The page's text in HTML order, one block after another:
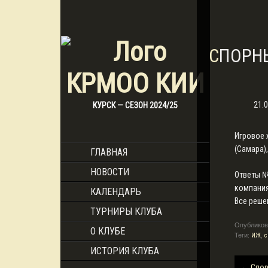
КУРСК — СЕЗОН 2024/25
ГЛАВНАЯ
НОВОСТИ
КАЛЕНДАРЬ
ТУРНИРЫ КЛУБА
О КЛУБЕ
ИСТОРИЯ КЛУБА
Игровое
Ответы
Все
Теги: ИЖ ,